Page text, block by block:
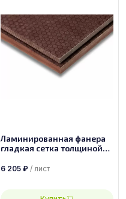
Ламинированная фанера
гладкая сетка толщиной
2440х1220, сорт 1/1
6 205 ₽ / лист